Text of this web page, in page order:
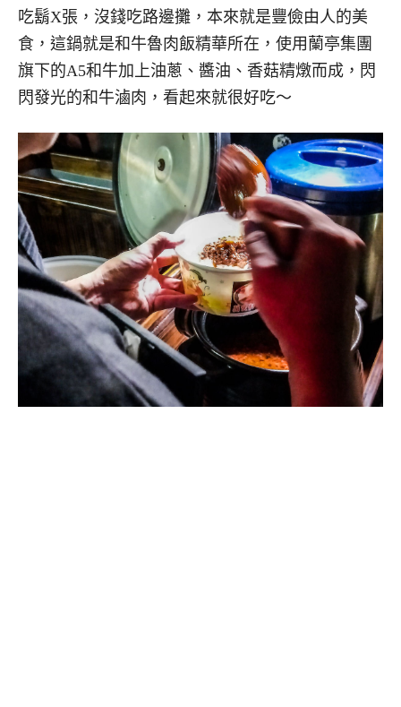
吃鬍X張，沒錢吃路邊攤，本來就是豐儉由人的美
食，這鍋就是和牛魯肉飯精華所在，使用蘭亭集團
旗下的A5和牛加上油蔥、醬油、香菇精燉而成，閃
閃發光的和牛滷肉，看起來就很好吃～